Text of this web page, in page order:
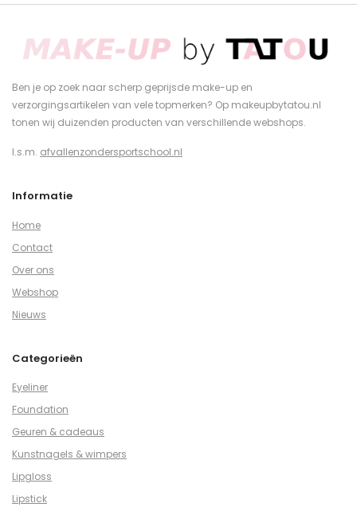
Ben je op zoek naar scherp geprijsde make-up en
verzorgingsartikelen van vele topmerken? Op makeupbytatou.nl
tonen wij duizenden producten van verschillende webshops.
I.s.m. afvallenzondersportschool.nl
Informatie
Home
Contact
Over ons
Webshop
Nieuws
Categorieën
Eyeliner
Foundation
Geuren & cadeaus
Kunstnagels & wimpers
Lipgloss
Lipstick